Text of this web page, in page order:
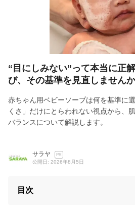
“目にしみない”って本当に正
び、その基準を見直しませんか
赤ちゃん用ベビーソープは何を基準に
くさ」だけにとらわれない視点から、
バランスについて解説します。
サラヤ PR
公開日: 2026年8月5日
目次